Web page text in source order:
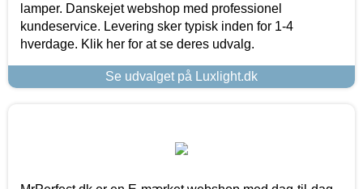
lamper. Danskejet webshop med professionel
kundeservice. Levering sker typisk inden for 1-4
hverdage. Klik her for at se deres udvalg.
Se udvalget på Luxlight.dk